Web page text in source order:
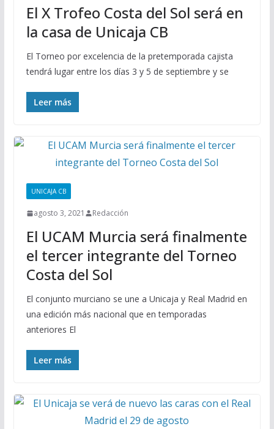
El X Trofeo Costa del Sol será en
la casa de Unicaja CB
El Torneo por excelencia de la pretemporada cajista
tendrá lugar entre los días 3 y 5 de septiembre y se
Leer más
UNICAJA CB
agosto 3, 2021 Redacción
El UCAM Murcia será finalmente
el tercer integrante del Torneo
Costa del Sol
El conjunto murciano se une a Unicaja y Real Madrid en
una edición más nacional que en temporadas
anteriores El
Leer más